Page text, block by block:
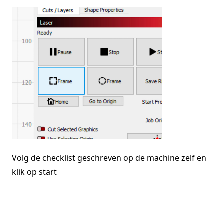
Volg de checklist geschreven op de machine zelf en
klik op start